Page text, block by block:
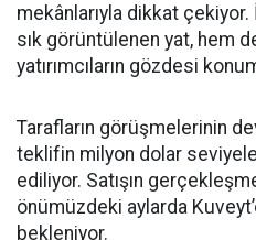
mekânlarıyla dikkat çekiyor.
sık görüntülenen yat, hem
yatırımcıların gözdesi
Tarafların görüşmelerinin
teklifin milyon dolar
ediliyor. Satışın
önümüzdeki aylarda
bekleniyor.